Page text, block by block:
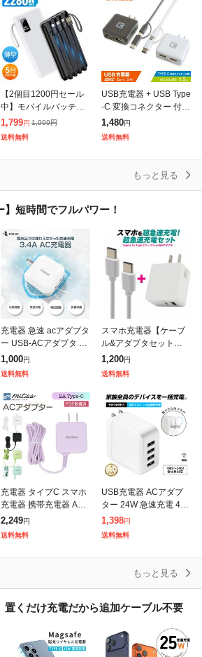
【2個目1200円セール
中】モバイルバッテリ
ー 大容量 軽量 薄型 22
800mAh/20000mAh 大
容量 3/5台同時充電
1,799円 1,999円
送料無料
USB充電器 + USB Type
-C 変換コネクター 付き
マイクロUSB ケーブル
1.5m セット 2ポート 3.
4A 2
1,480円
送料無料
もっと見る
】短時間でフルパワー！
充電器 急速 acアダプタ
ー USB-ACアダプタ 2
ポート 5V 3.4A USB ス
マートIC 充電器 チャー
ジャー PSE
1,000円
送料無料
スマホ充電器【ケーブ
ル&アダプタセット】Ty
pe-C to Type-Cケーブ
ル + USB-ACアダプタ
100cm 超急速充
1,200円
送料無料
充電器 タイプC スマホ
充電器 携帯充電器 AC
アダプター Type-C ア
ンドロイド android 充
電機 ケーブル 携帯電
2,249円
送料無料
USB充電器 ACアダプ
ター 24W 急速充電 4台
同時充電 折りたたみプ
ラグ 軽量81g グローバ
ル電圧 100V〜240V
1,398円
送料無料
もっと見る
置くだけ充電だから追加ケーブル不要